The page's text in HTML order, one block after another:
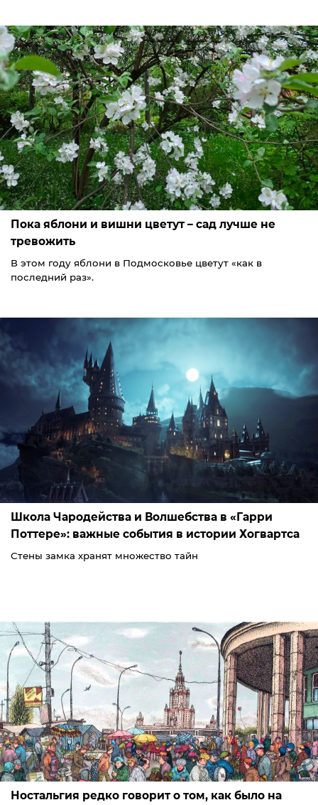
Пока яблони и вишни цветут – сад лучше не
тревожить
В этом году яблони в Подмосковье цветут «как в
последний раз».
Школа Чародейства и Волшебства в «Гарри
Поттере»: важные события в истории Хогвартса
Стены замка хранят множество тайн
Ностальгия редко говорит о том, как было на